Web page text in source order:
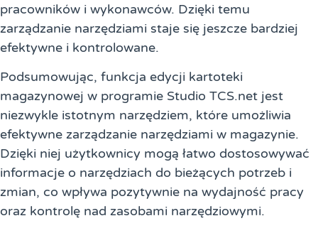
pracowników i wykonawców. Dzięki temu
zarządzanie narzędziami staje się jeszcze bardziej
efektywne i kontrolowane.
Podsumowując, funkcja edycji kartoteki
magazynowej w programie Studio TCS.net jest
niezwykle istotnym narzędziem, które umożliwia
efektywne zarządzanie narzędziami w magazynie.
Dzięki niej użytkownicy mogą łatwo dostosowywać
informacje o narzędziach do bieżących potrzeb i
zmian, co wpływa pozytywnie na wydajność pracy
oraz kontrolę nad zasobami narzędziowymi.